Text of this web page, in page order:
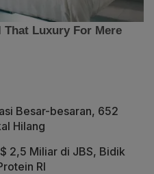
Besar-besaran, 652
Hilang
2,5 Miliar di JBS, Bidik
RI